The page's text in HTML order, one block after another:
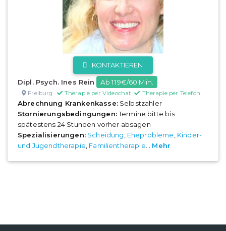
KONTAKTIEREN
Dipl. Psych. Ines Rein Ab 119€/60 Min.
Freiburg Therapie per Videochat Therapie per Telefon
Abrechnung Krankenkasse:Selbstzahler
Stornierungsbedingungen:Termine bitte bis
spätestens 24 Stunden vorher absagen
Spezialisierungen: Scheidung Eheprobleme Kinder-
und Jugendtherapie Familientherapie Mehr